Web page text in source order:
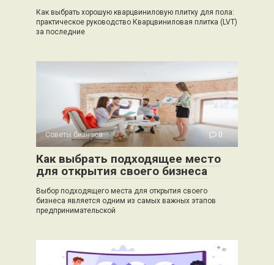
Как выбрать хорошую кварцвиниловую плитку для пола:
практическое руководство Кварцвиниловая плитка (LVT)
за последние
Советы бизнеса 0
Как выбрать подходящее место
для открытия своего бизнеса
Выбор подходящего места для открытия своего
бизнеса является одним из самых важных этапов
предпринимательской